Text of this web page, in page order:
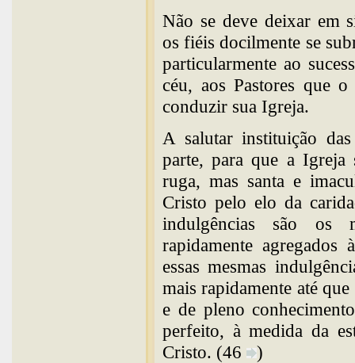
Não se deve deixar em
os fiéis docilmente se
particularmente ao
céu, aos Pastores que
conduzir sua Igreja.
A salutar instituição
parte, para que a Igreja
ruga, mas santa e
Cristo pelo elo da
indulgências são os
rapidamente
essas mesmas
mais rapidamente até
e de pleno
perfeito, à medida da
Cristo. (46
)